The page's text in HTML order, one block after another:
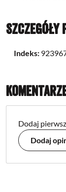
Indeks:
Dodaj
Dodaj